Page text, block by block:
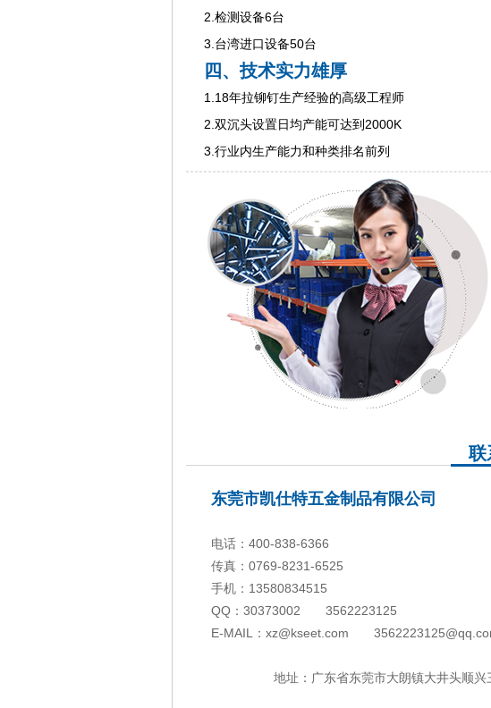
2.检测设备6台
3.台湾进口设备50台
四、技术实力雄厚
1.18年拉铆钉生产经验的高级工程师
2.双沉头设置日均产能可达到2000K
3.行业内生产能力和种类排名前列
联
东莞市凯仕特五金制品有限公司
电话：400-838-6366
传真：0769-8231-6525
手机：13580834515
QQ ：30373002 3562223125
E-MAIL：xz@kseet.com
地址：广东省东莞市大朗镇大井头顺兴